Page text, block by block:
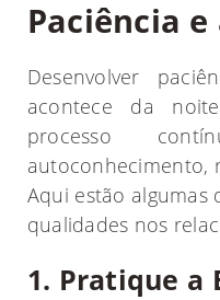
Paciência
Desenvolver
acontece da
processo
autoconhecimento,
Aqui estão algumas
qualidades nos
1. Pratique a